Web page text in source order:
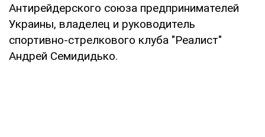
Антирейдерского союза предпринимателей
Украины, владелец и руководитель
спортивно-стрелкового клуба "Реалист"
Андрей Семидидько.